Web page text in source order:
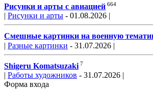
Рисунки и арты с авиацией 664
| Рисунки и арты - 01.08.2026 |
Смешные картинки на военную
| Разные картинки - 31.07.2026 |
Shigeru Komatsuzaki 7
| Работы художников - 31.07.2026 |
Форма входа